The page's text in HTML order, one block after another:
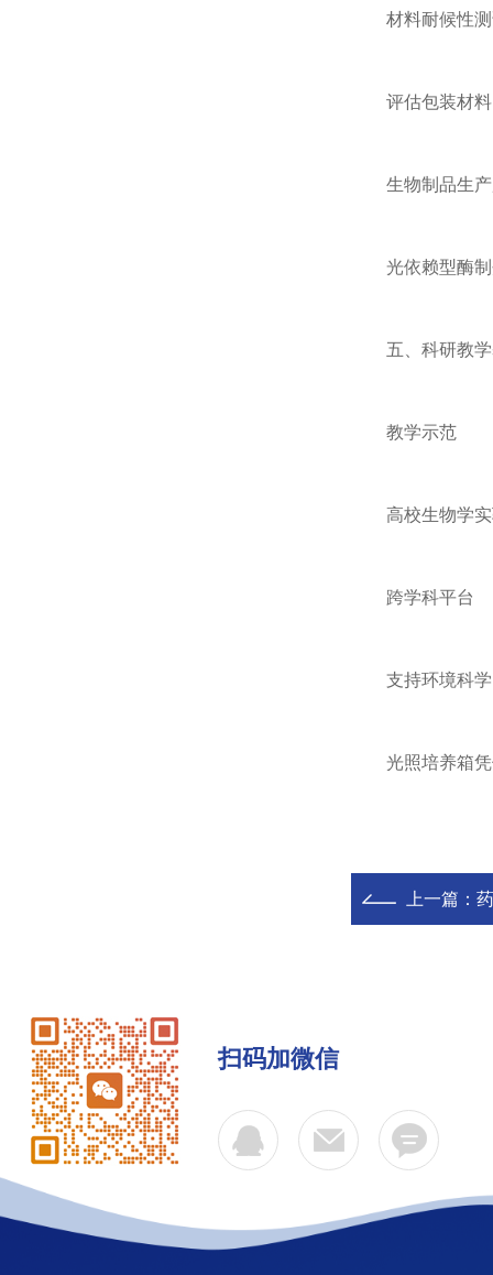
材料耐候性测
评估包装材料
生物制品生产
光依赖型酶制
五、科研教学
‌教学示范‌
高校生物学实
‌跨学科平台‌
支持环境科学
光照培养箱凭
上一篇：
扫码加微信